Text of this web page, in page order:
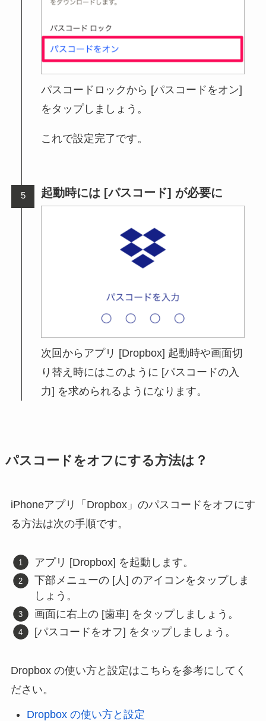
パスコードロックから [パスコードをオン]
をタップしましょう。
これで設定完了です。
起動時には [パスコード] が必要に
次回からアプリ [Dropbox] 起動時や画面切
り替え時にはこのように [パスコードの入
力] を求められるようになります。
パスコードをオフにする方法は？
iPhoneアプリ「Dropbox」のパスコードをオフにす
る方法は次の手順です。
アプリ [Dropbox] を起動します。
下部メニューの [人] のアイコンをタップしま
しょう。
画面に右上の [歯車] をタップしましょう。
[パスコードをオフ] をタップしましょう。
Dropbox の使い方と設定はこちらを参考にしてく
ださい。
Dropbox の使い方と設定